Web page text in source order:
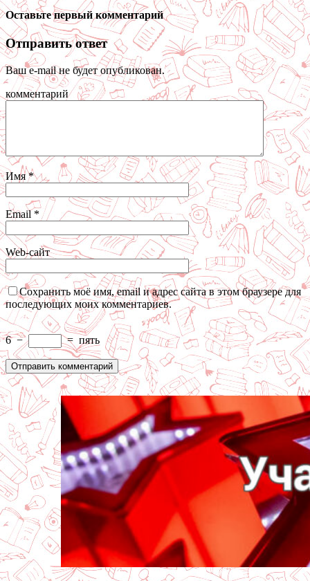
Оставьте первый комментарий
Отправить ответ
Ваш e-mail не будет опубликован.
комментарий
Имя*
Email *
Web-сайт
Сохранить моё имя, email и адрес сайта в этом браузере для
последующих моих комментариев.
6 − = пять